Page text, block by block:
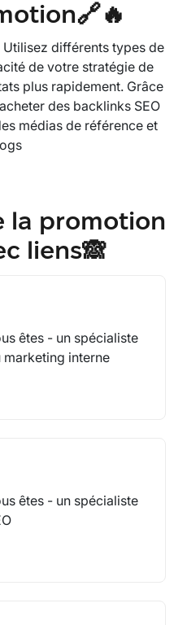
différents types de
de votre stratégie de
plus rapidement. Grâce
des backlinks SEO
médias de référence et
la promotion
liens🙈
êtes - un spécialiste
marketing interne
êtes - un spécialiste